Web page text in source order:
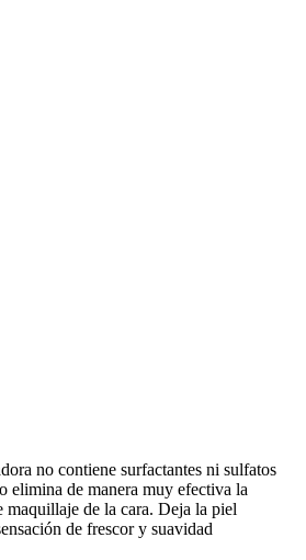
no contiene surfactantes ni sulfatos
elimina de manera muy efectiva la
maquillaje de la cara. Deja la piel
de frescor y suavidad